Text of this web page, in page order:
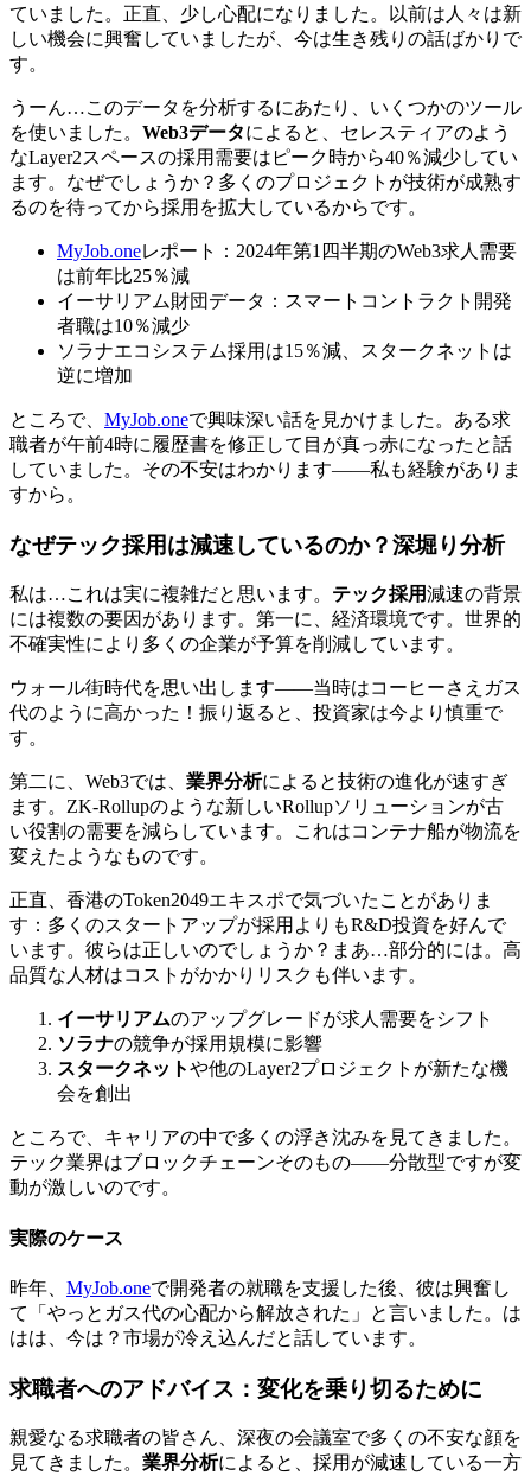
ていました。正直、少し心配になりました。以前は人々は新
しい機会に興奮していましたが、今は生き残りの話ばかりで
す。
うーん…このデータを分析するにあたり、いくつかのツール
を使いました。 Web3データによると、セレスティアのよう
なLayer2スペースの採用需要はピーク時から40％減少してい
ます。なぜでしょうか？多くのプロジェクトが技術が成熟す
るのを待ってから採用を拡大しているからです。
MyJob.oneレポート：2024年第1四半期のWeb3求人需要
は前年比25％減
イーサリアム財団データ：スマートコントラクト開発
者職は10％減少
ソラナエコシステム採用は15％減、スタークネットは
逆に増加
ところで、 MyJob.oneで興味深い話を見かけました。ある求
職者が午前4時に履歴書を修正して目が真っ赤になったと話
していました。その不安はわかります——私も経験がありま
すから。
なぜテック採用は減速しているのか？深堀り分析
私は…これは実に複雑だと思います。 テック採用減速の背景
には複数の要因があります。第一に、経済環境です。世界的
不確実性により多くの企業が予算を削減しています。
ウォール街時代を思い出します——当時はコーヒーさえガス
代のように高かった！振り返ると、投資家は今より慎重で
す。
第二に、Web3では、 業界分析によると技術の進化が速すぎ
ます。ZK-Rollupのような新しいRollupソリューションが古
い役割の需要を減らしています。これはコンテナ船が物流を
変えたようなものです。
正直、香港のToken2049エキスポで気づいたことがありま
す：多くのスタートアップが採用よりもR&D投資を好んで
います。彼らは正しいのでしょうか？まあ…部分的には。高
品質な人材はコストがかかりリスクも伴います。
イーサリアムのアップグレードが求人需要をシフト
ソラナの競争が採用規模に影響
スタークネットや他のLayer2プロジェクトが新たな機
会を創出
ところで、キャリアの中で多くの浮き沈みを見てきました。
テック業界はブロックチェーンそのもの——分散型ですが変
動が激しいのです。
実際のケース
昨年、 MyJob.oneで開発者の就職を支援した後、彼は興奮し
て「やっとガス代の心配から解放された」と言いました。は
はは、今は？市場が冷え込んだと話しています。
求職者へのアドバイス：変化を乗り切るために
親愛なる求職者の皆さん、深夜の会議室で多くの不安な顔を
見てきました。 業界分析によると、採用が減速している一方